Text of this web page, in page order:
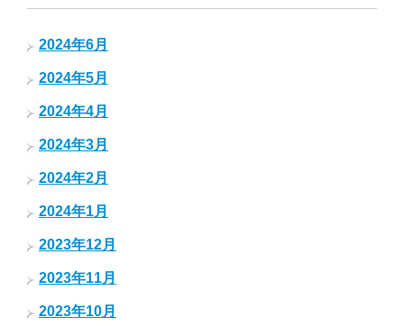
2024年6月
2024年5月
2024年4月
2024年3月
2024年2月
2024年1月
2023年12月
2023年11月
2023年10月